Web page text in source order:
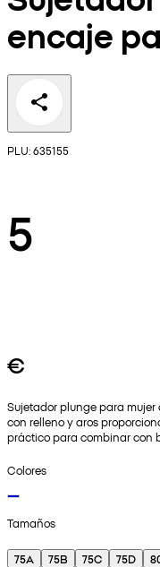
encaje
PLU: 635155
5
€
Sujetador plunge para
con relleno y aros
práctico para combinar con
Colores
Tamaños
75A 75B 75C 75D